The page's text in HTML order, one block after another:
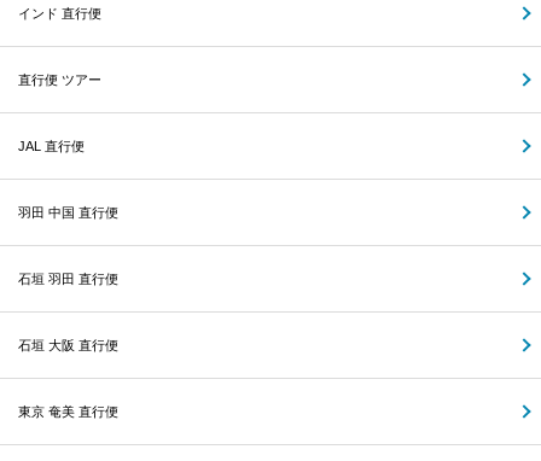
インド 直行便
直行便 ツアー
JAL 直行便
羽田 中国 直行便
石垣 羽田 直行便
石垣 大阪 直行便
東京 奄美 直行便